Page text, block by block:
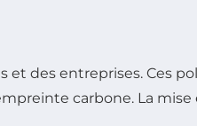
des entreprises. Ces
carbone. La